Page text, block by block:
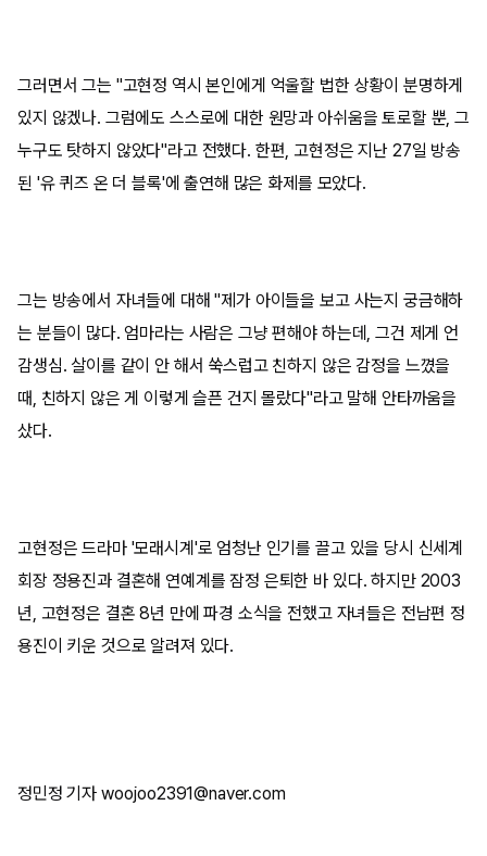
그러면서 그는 "고현정 역시 본인에게 억울할 법한 상황이 분명하게
있지 않겠나. 그럼에도 스스로에 대한 원망과 아쉬움을 토로할 뿐, 그
누구도 탓하지 않았다"라고 전했다. 한편, 고현정은 지난 27일 방송
된 '유 퀴즈 온 더 블록'에 출연해 많은 화제를 모았다.
그는 방송에서 자녀들에 대해 "제가 아이들을 보고 사는지 궁금해하
는 분들이 많다. 엄마라는 사람은 그냥 편해야 하는데, 그건 제게 언
감생심. 살이를 같이 안 해서 쑥스럽고 친하지 않은 감정을 느꼈을
때, 친하지 않은 게 이렇게 슬픈 건지 몰랐다"라고 말해 안타까움을
샀다.
고현정은 드라마 '모래시계'로 엄청난 인기를 끌고 있을 당시 신세계
회장 정용진과 결혼해 연예계를 잠정 은퇴한 바 있다. 하지만 2003
년, 고현정은 결혼 8년 만에 파경 소식을 전했고 자녀들은 전남편 정
용진이 키운 것으로 알려져 있다.
정민정 기자 woojoo2391@naver.com